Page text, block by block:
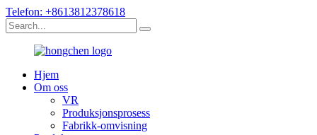
Telefon: +8613812378618
Hjem
Om oss
VR
Produksjonsprosess
Fabrikk-omvisning